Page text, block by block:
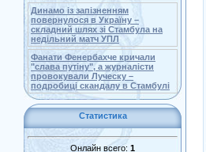
Динамо із запізненням
повернулося в Україну –
складний шлях зі Стамбула на
недільний матч УПЛ
Фанати Фенербахче кричали
"слава путіну", а журналісти
провокували Луческу –
подробиці скандалу в Стамбулі
Статистика
Онлайн всего: 1